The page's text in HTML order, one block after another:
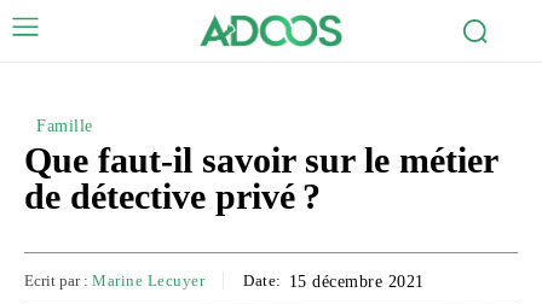
Famille
Que faut-il savoir sur le métier
de détective privé ?
Ecrit par : Marine Lecuyer Date: 15 décembre 2021